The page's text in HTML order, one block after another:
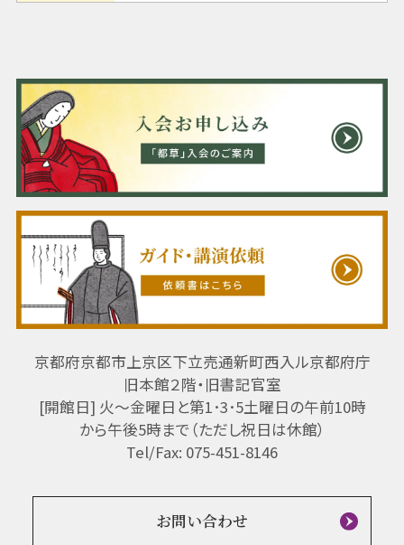
京都府京都市上京区下立売通新町西入ル京都府庁
旧本館２階・旧書記官室
[開館日] 火～金曜日と第1･3･5土曜日の午前10時
から午後5時まで（ただし祝日は休館）
Tel/Fax: 075-451-8146
お問い合わせ